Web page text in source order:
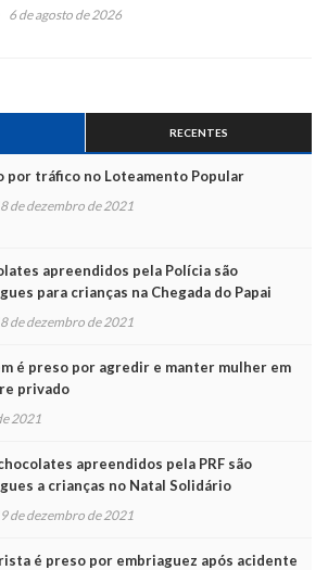
6 de agosto de 2026
RECENTES
por tráfico no Loteamento Popular
de dezembro de 2021
apreendidos pela Polícia são
para crianças na Chegada do Papai
de dezembro de 2021
é preso por agredir e manter mulher em
privado
2021
apreendidos pela PRF são
a crianças no Natal Solidário
de dezembro de 2021
é preso por embriaguez após acidente